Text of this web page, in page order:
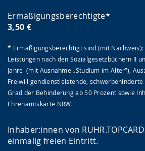
Ermäßigungsberechtigte*
3,50 €
* Ermäßigungsberechtigt sind (mit
Leistungen nach den Sozialgesetzbüchern II
Jahre (mit Ausnahme „Studium im Alter“),
Freiwilligendienstleistende,
Grad der Behinderung ab 50 Prozent sowie
Ehrenamtskarte NRW.
Inhaber:innen von
einmalig freien Eintritt.